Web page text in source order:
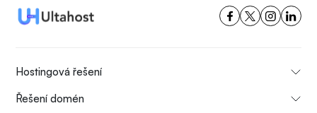
Hostingová řešení
Řešení domén